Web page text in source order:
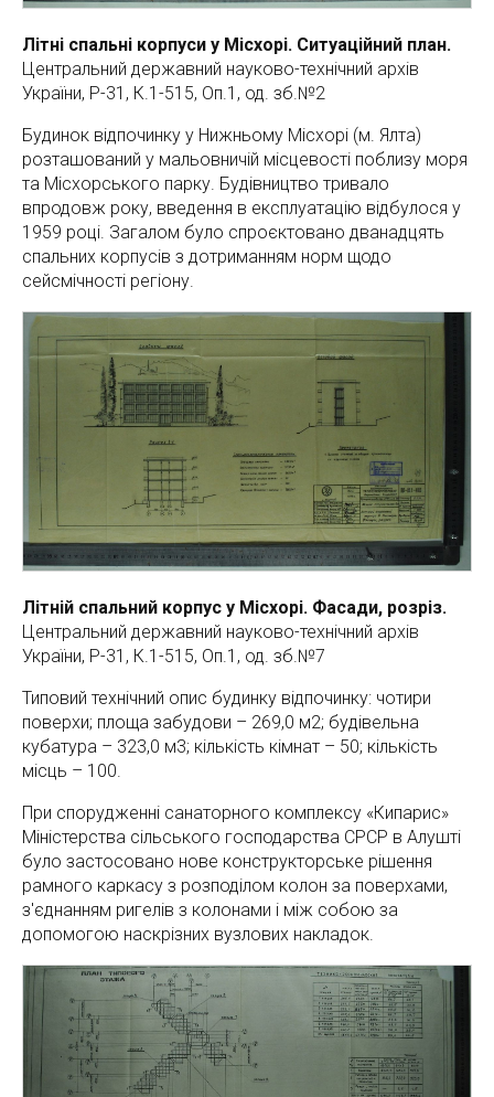
Літні спальні корпуси у Місхорі. Ситуаційний план.
Центральний державний науково-технічний архів
України, Р-31, К.1-515, Оп.1, од. зб.№2
Будинок відпочинку у Нижньому Місхорі (м. Ялта)
розташований у мальовничій місцевості поблизу моря
та Місхорського парку. Будівництво тривало
впродовж року, введення в експлуатацію відбулося у
1959 році. Загалом було спроєктовано дванадцять
спальних корпусів з дотриманням норм щодо
сейсмічності регіону.
Літній спальний корпус у Місхорі. Фасади, розріз.
Центральний державний науково-технічний архів
України, Р-31, К.1-515, Оп.1, од. зб.№7
Типовий технічний опис будинку відпочинку: чотири
поверхи; площа забудови – 269,0 м2; будівельна
кубатура – 323,0 м3; кількість кімнат – 50; кількість
місць – 100.
При спорудженні санаторного комплексу «Кипарис»
Міністерства сільського господарства СРСР в Алушті
було застосовано нове конструкторське рішення
рамного каркасу з розподілом колон за поверхами,
з'єднанням ригелів з колонами і між собою за
допомогою наскрізних вузлових накладок.